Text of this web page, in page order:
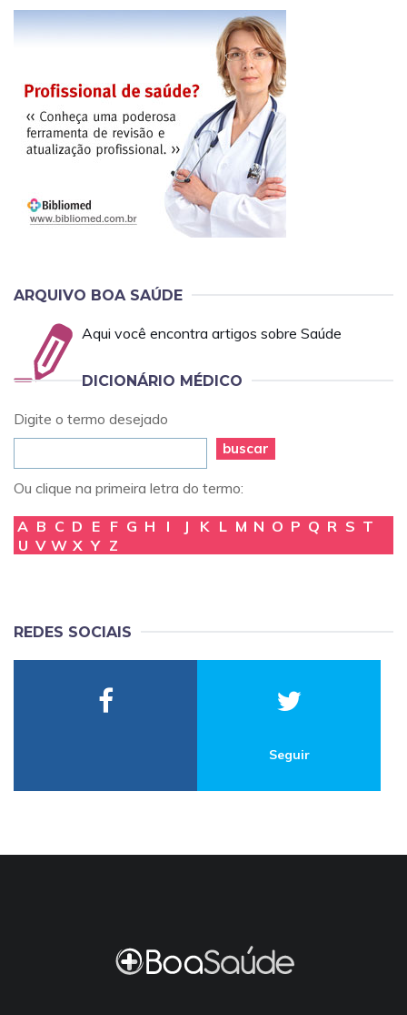
ARQUIVO BOA SAÚDE
Aqui você encontra artigos sobre Saúde
DICIONÁRIO MÉDICO
Digite o termo desejado
buscar
Ou clique na primeira letra do termo:
A B C D E F G H I J K L M N O P Q R S T
U V W X Y Z
REDES SOCIAIS
Seguir